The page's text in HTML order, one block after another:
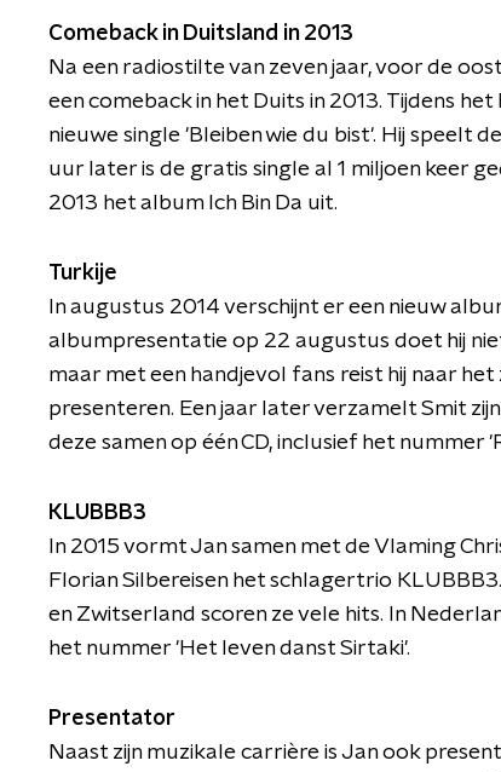
Comeback in Duitsland in 2013
Na een radiostilte van zeven jaar, voor de
een comeback in het Duits in 2013. Tijdens
nieuwe single 'Bleiben wie du bist'. Hij speelt
uur later is de gratis single al 1 miljoen keer
2013 het album Ich Bin Da uit.
Turkije
In augustus 2014 verschijnt er een nieuw
albumpresentatie op 22 augustus doet hij
maar met een handjevol fans reist hij naar het
presenteren. Een jaar later verzamelt Smit
deze samen op één CD, inclusief het nummer
KLUBBB3
In 2015 vormt Jan samen met de Vlaming
Florian Silbereisen het schlagertrio
en Zwitserland scoren ze vele hits. In
het nummer 'Het leven danst Sirtaki'.
Presentator
Naast zijn muzikale carrière is Jan ook